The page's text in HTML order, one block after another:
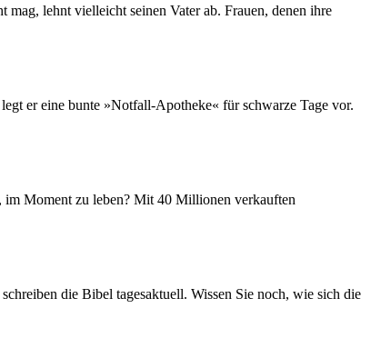
lehnt vielleicht seinen Vater ab. Frauen, denen ihre
er eine bunte »Notfall-Apotheke« für schwarze Tage vor.
Moment zu leben? Mit 40 Millionen verkauften
die Bibel tagesaktuell. Wissen Sie noch, wie sich die